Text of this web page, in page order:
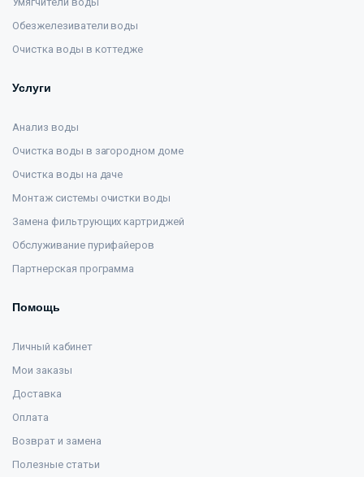
Обезжелезиватели воды
Очистка воды в коттедже
Услуги
Анализ воды
Очистка воды в загородном доме
Очистка воды на даче
Монтаж системы очистки воды
Замена фильтрующих картриджей
Обслуживание пурифайеров
Партнерская программа
Помощь
Личный кабинет
Мои заказы
Доставка
Оплата
Возврат и замена
Полезные статьи